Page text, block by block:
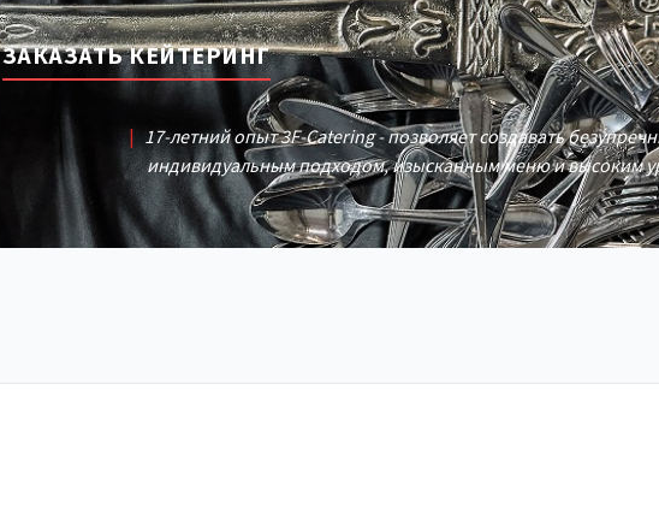
ЗАКАЗАТЬ КЕЙТЕРИНГ
| 17-летний опыт 3F-Catering - позволяет создавать
индивидуальным подходом, изысканным меню и высоким